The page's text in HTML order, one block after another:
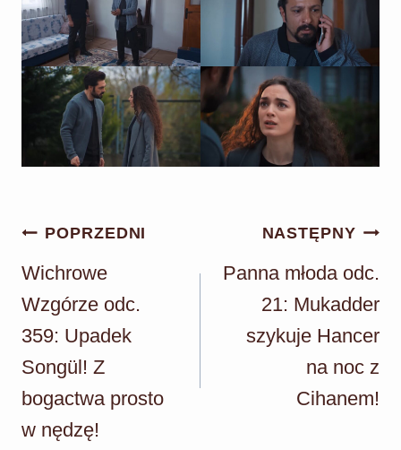
Nawigacja
wpisu
POPRZEDNI
Wichrowe
Wzgórze odc.
359: Upadek
Songül! Z
bogactwa prosto
w nędzę!
NASTĘPNY
Panna młoda odc.
21: Mukadder
szykuje Hancer
na noc z
Cihanem!